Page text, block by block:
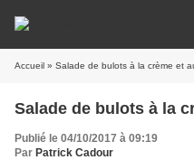
Accueil » Salade de bulots à la crème et
Salade de bulots à la
Publié le 04/10/2017 à 09:19
Par Patrick Cadour